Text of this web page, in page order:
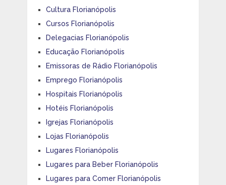
Cultura Florianópolis
Cursos Florianópolis
Delegacias Florianópolis
Educação Florianópolis
Emissoras de Rádio Florianópolis
Emprego Florianópolis
Hospitais Florianópolis
Hotéis Florianópolis
Igrejas Florianópolis
Lojas Florianópolis
Lugares Florianópolis
Lugares para Beber Florianópolis
Lugares para Comer Florianópolis